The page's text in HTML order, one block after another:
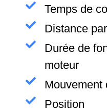
Temps de
Distance
Durée de
moteur
Mouvement
Position